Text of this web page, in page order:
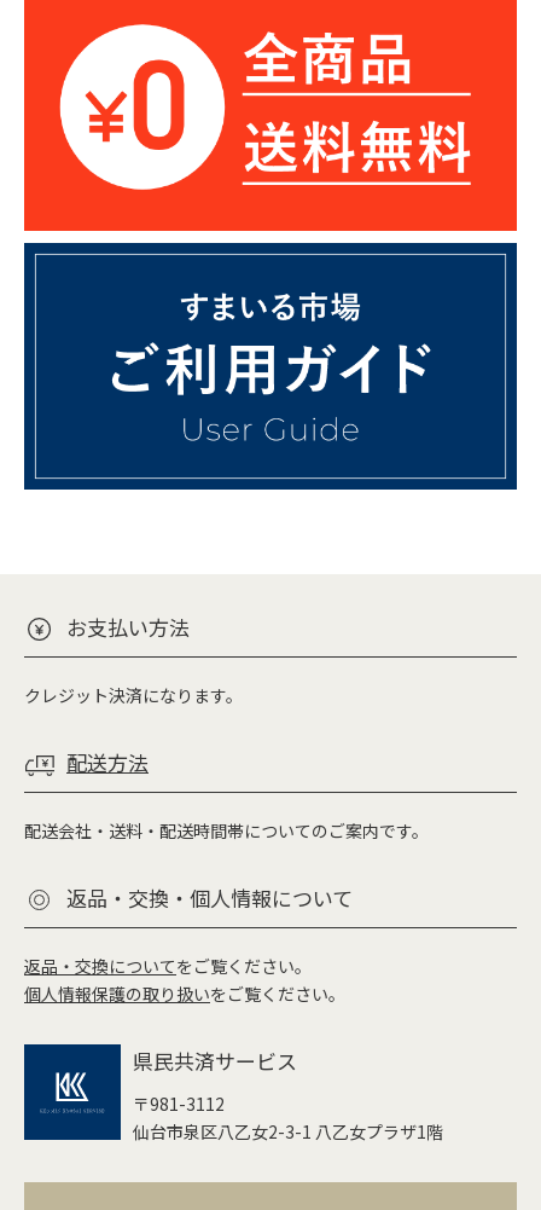
お支払い方法
クレジット決済になります。
配送方法
配送会社・送料・配送時間帯についてのご案内です。
返品・交換・個人情報について
返品・交換についてをご覧ください。
個人情報保護の取り扱いをご覧ください。
県民共済サービス
〒981-3112
仙台市泉区八乙女2-3-1 八乙女プラザ1階